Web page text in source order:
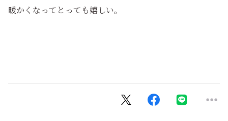
暖かくなってとっても嬉しい。